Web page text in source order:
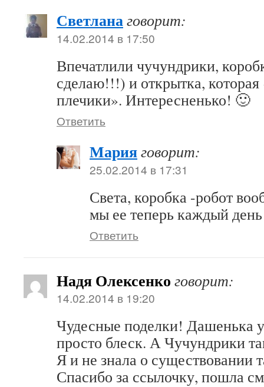
Светланаговорит:
14.02.2014 в 17:50
Впечатлили чучундрики,
сделаю!!!) и открытка, которая
плечики». Интересненько! 🙂
Ответить
Марияговорит:
25.02.2014 в 17:31
Света, коробка -робот
мы ее теперь каждый
Ответить
Надя Олексенко говорит:
14.02.2014 в 19:20
Чудесные поделки! Дашенька
просто блеск. А Чучундрики
Я и не знала о существовании
Спасибо за ссылочку, пошла